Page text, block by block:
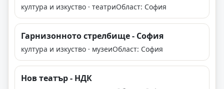
култура и изкуство · театриОбласт: София
Гарнизонното стрелбище - София
култура и изкуство · музеиОбласт: София
Нов театър - НДК